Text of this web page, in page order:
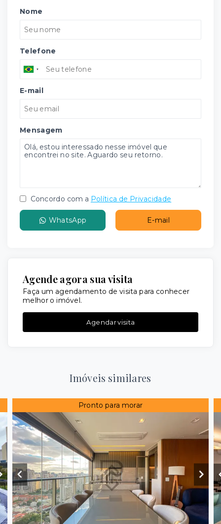
Nome
Telefone
E-mail
Mensagem
Concordo com a Política de Privacidade
WhatsApp E-mail
Agende agora sua visita
Faça um agendamento de visita para conhecer
melhor o imóvel.
Agendar visita
Imóveis similares
Pronto para morar